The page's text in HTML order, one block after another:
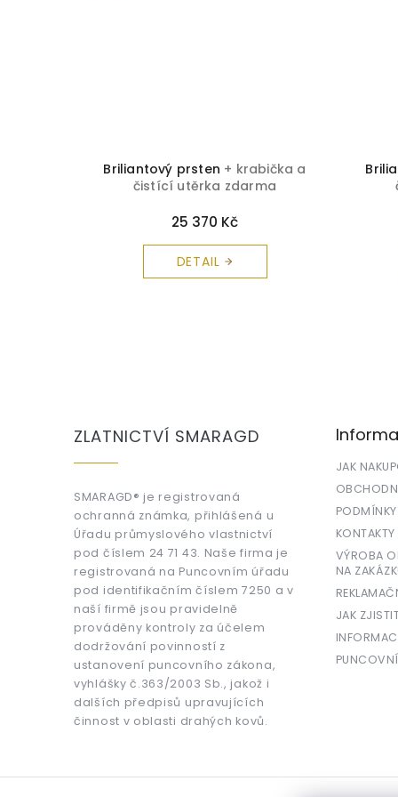
Briliantový prsten + krabička a
čistící utěrka zdarma
25 370 Kč
DETAIL
ZLATNICTVÍ SMARAGD
SMARAGD® je registrovaná
ochranná známka, přihlášená u
Úřadu průmyslového vlastnictví
pod číslem 24 71 43. Naše firma je
registrovaná na Puncovním úřadu
pod identifikačním číslem 7250 a v
naší firmě jsou pravidelně
prováděny kontroly za účelem
dodržování povinností z
ustanovení puncovního zákona,
vyhlášky č.363/2003 Sb., jakož i
dalších předpisů upravujících
činnost v oblasti drahých kovů.
JAK
KONTAKTY
VÝROBA
NA
JAK